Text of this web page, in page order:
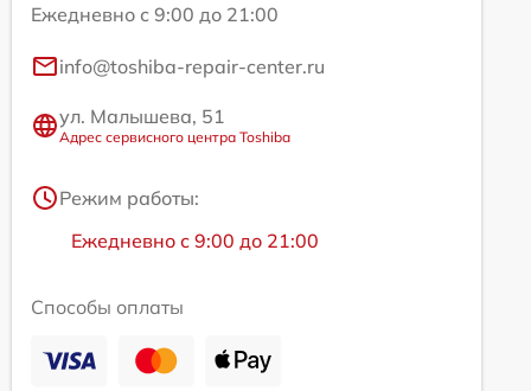
Ежедневно с 9:00 до 21:00
info@toshiba-repair-center.ru
ул. Малышева, 51
Адрес сервисного центра Toshiba
Режим работы:
Ежедневно с 9:00 до 21:00
Способы оплаты